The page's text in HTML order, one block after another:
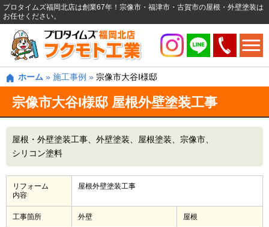
プロタイムズ福岡北店は創業67年！宗像市・福津市・古賀市の屋根・外壁塗装は
お任せください。
ホーム » 施工事例 » 宗像市大谷I様邸
宗像市大谷I様邸 屋根外壁塗装工事
屋根・外壁塗装工事 外壁塗装 屋根塗装
宗像市
シリコン塗料
リフォーム
内容
屋根外壁塗装工事
工事箇所 外壁 屋根